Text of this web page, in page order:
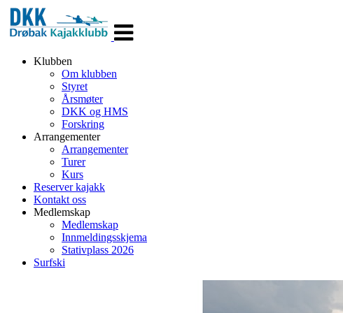
navigasjon
Klubben
Om klubben
Styret
Årsmøter
DKK og HMS
Forskring
Arrangementer
Arrangementer
Turer
Kurs
Reserver kajakk
Kontakt oss
Medlemskap
Medlemskap
Innmeldingsskjema
Stativplass 2026
Surfski